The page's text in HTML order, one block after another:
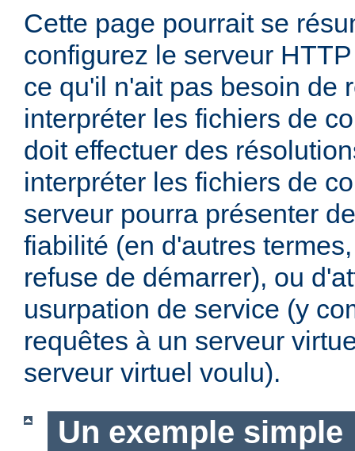
Cette page pourrait se
configurez le serveur
ce qu'il n'ait pas besoin de
interpréter les fichiers de
doit effectuer des
interpréter les fichiers de
serveur pourra présenter
fiabilité (en d'autres
refuse de démarrer), ou
usurpation de service (y
requêtes à un serveur
serveur virtuel voulu).
Un exemple simple